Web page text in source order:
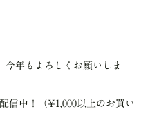
今年もよろしくお願いしま
中！（¥1,000以上のお買い